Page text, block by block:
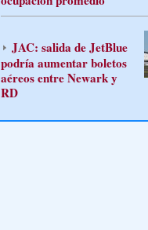
JAC: salida de JetBlue
podría aumentar boletos
aéreos entre Newark y
RD